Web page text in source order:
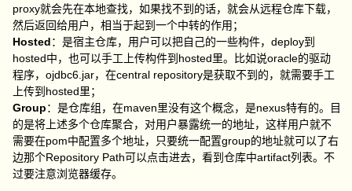
proxy就会先在本地查找，如果找不到的话，就会从远程仓库下载，
然后返回给用户，相当于起到一个中转的作用；
Hosted：是宿主仓库，用户可以把自己的一些构件，deploy到
hosted中，也可以手工上传构件到hosted里。比如说oracle的驱动
程序，ojdbc6.jar，在central repository是获取不到的，就需要手工
上传到hosted里；
Group：是仓库组，在maven里没有这个概念，是nexus特有的。目
的是将上述多个仓库聚合，对用户暴露统一的地址，这样用户就不
需要在pom中配置多个地址，只要统一配置group的地址就可以了右
边那个Repository Path可以点击进去，看到仓库中artifact列表。不
过要注意浏览器缓存。